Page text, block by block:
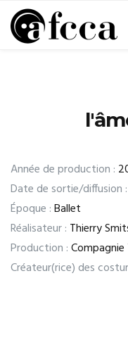
Année de production :
Date de sortie/diffusion :
Époque :Ballet
Réalisateur : Thierry
Production :
Créateur(rice) des